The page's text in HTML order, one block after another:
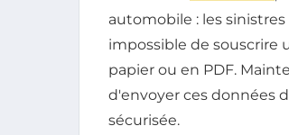
automobile : les
impossible de souscrire
papier ou en PDF.
d'envoyer ces données
sécurisée.